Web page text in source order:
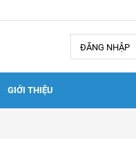
ĐĂNG NHẬP
GIỚI THIỆU